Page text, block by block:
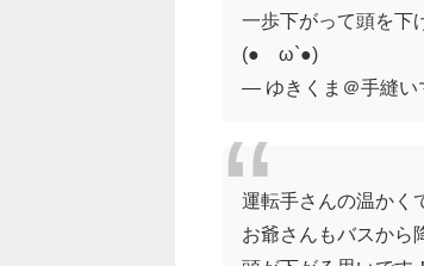
一歩下がって頭を下
(●´ω`●)
— ゆきくま＠手縫い
運転手さんの温かく
お爺さんもバスから